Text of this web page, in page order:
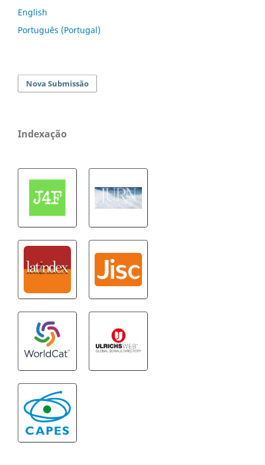
English
Português (Portugal)
Nova Submissão
Indexação